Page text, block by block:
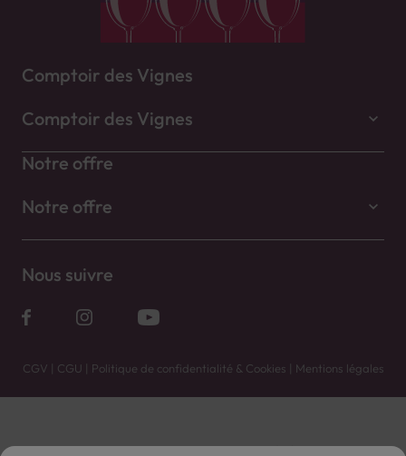
Comptoir des Vignes
Comptoir des Vignes
Notre offre
Notre offre
Nous suivre
CGV | CGU | Politique de confidentialité & Cookies | Mentions légales
Vente uniquement en caves. Contactez votre caviste pour plus de renseignements.